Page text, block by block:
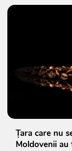
Țara care nu
Moldovenii